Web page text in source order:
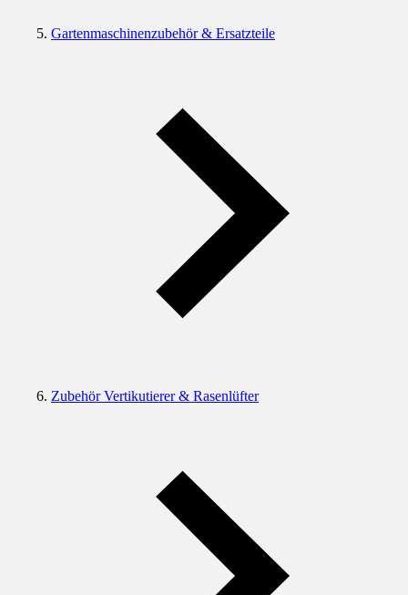
Gartenmaschinenzubehör & Ersatzteile
Zubehör Vertikutierer & Rasenlüfter